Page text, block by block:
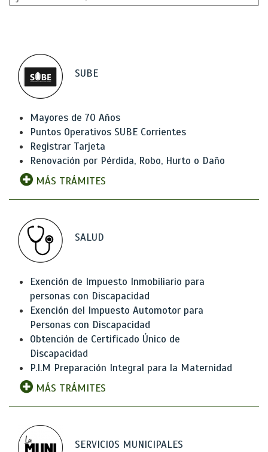
SUBE
Mayores de 70 Años
Puntos Operativos SUBE Corrientes
Registrar Tarjeta
Renovación por Pérdida, Robo, Hurto o Daño
MÁS TRÁMITES
SALUD
Exención de Impuesto Inmobiliario para
personas con Discapacidad
Exención del Impuesto Automotor para
Personas con Discapacidad
Obtención de Certificado Único de
Discapacidad
P.I.M Preparación Integral para la Maternidad
MÁS TRÁMITES
SERVICIOS MUNICIPALES